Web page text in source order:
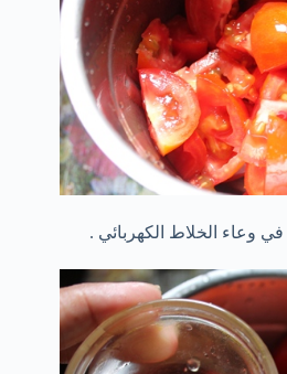
وعاء الخلاط الكهربائي .